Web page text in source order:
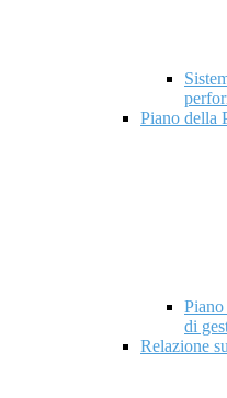
Piano della
di
Relazione